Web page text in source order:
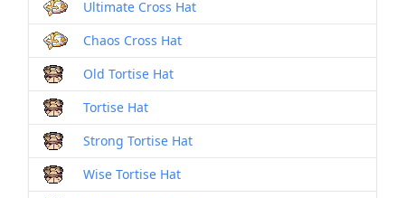
Ultimate Cross Hat
Chaos Cross Hat
Old Tortise Hat
Tortise Hat
Strong Tortise Hat
Wise Tortise Hat